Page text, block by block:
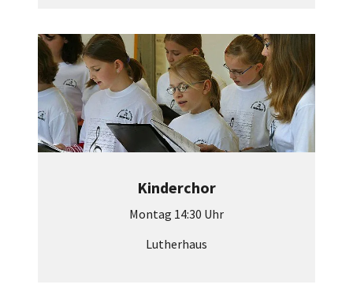
Kinderchor
Montag 14:30 Uhr
Lutherhaus